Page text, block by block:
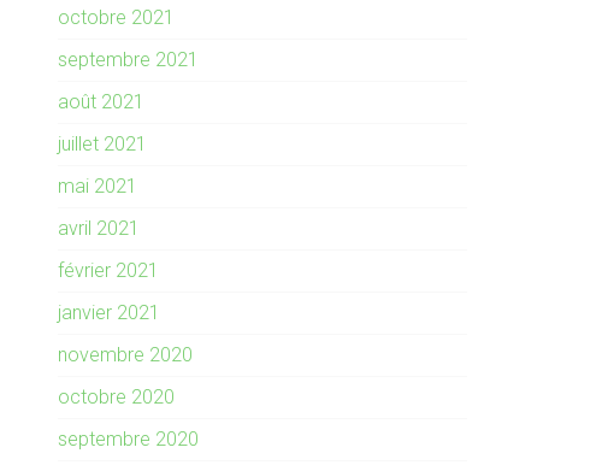
octobre 2021
septembre 2021
août 2021
juillet 2021
mai 2021
avril 2021
février 2021
janvier 2021
novembre 2020
octobre 2020
septembre 2020